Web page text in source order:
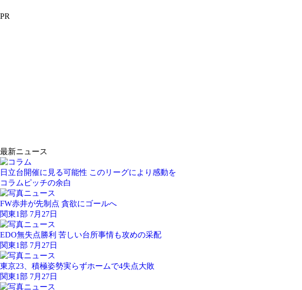
PR
最新ニュース
日立台開催に見る可能性 このリーグにより感動を
コラム ピッチの余白
FW赤井が先制点 貪欲にゴールへ
関東1部 7月27日
EDO無失点勝利 苦しい台所事情も攻めの采配
関東1部 7月27日
東京23、積極姿勢実らずホームで4失点大敗
関東1部 7月27日